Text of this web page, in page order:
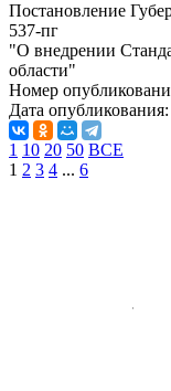
Постановление
537-пг
"О внедрении
области"
Номер
Дата опубликования:
1 10 20 50 ВСЕ
1 2 3 4 ... 6